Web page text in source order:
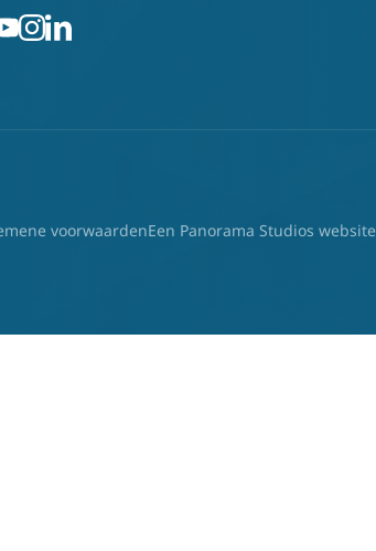
voorwaardenEen Panorama Studios website